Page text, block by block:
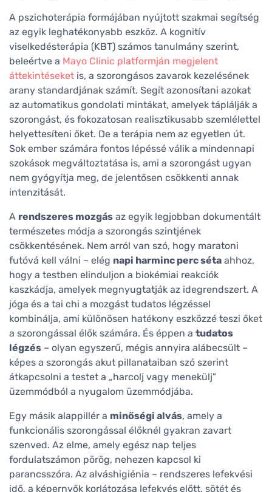
A pszichoterápia formájában nyújtott szakmai segítség
az egyik leghatékonyabb eszköz. A kognitív
viselkedésterápia (KBT) számos tanulmány szerint,
beleértve a Mayo Clinic platformján megjelent
áttekintéseket is, a szorongásos zavarok kezelésének
arany standardjának számít. Segít azonosítani azokat
az automatikus gondolati mintákat, amelyek táplálják a
szorongást, és fokozatosan realisztikusabb szemlélettel
helyettesíteni őket. De a terápia nem az egyetlen út.
Sok ember számára fontos lépéssé válik a mindennapi
szokások megváltoztatása is, ami a szorongást ugyan
nem gyógyítja meg, de jelentősen csökkenti annak
intenzitását.
A rendszeres mozgás az egyik legjobban dokumentált
természetes módja a szorongás szintjének
csökkentésének. Nem arról van szó, hogy maratoni
futóvá kell válni – elég napi harminc perc séta ahhoz,
hogy a testben elinduljon a biokémiai reakciók
kaszkádja, amelyek megnyugtatják az idegrendszert. A
jóga és a tai chi a mozgást tudatos légzéssel
kombinálja, ami különösen hatékony eszközzé teszi őket
a szorongással élők számára. És éppen a tudatos
légzés – olyan egyszerű, mégis annyira alábecsült –
képes a szorongás akut pillanataiban szó szerint
átkapcsolni a testet a „harcolj vagy menekülj"
üzemmódból a nyugalom üzemmódjába.
Egy másik alappillér a minőségi alvás, amely a
funkcionális szorongással élőknél gyakran zavart
szenved. Az elme, amely egész nap teljes
fordulatszámon pörög, nehezen kapcsol ki
parancsszóra. Az alváshigiénia – rendszeres lefekvési
idő, a képernyők korlátozása lefekvés előtt, sötét és